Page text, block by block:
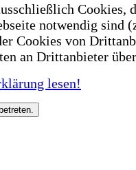
Cookies,
notwendig sind
Cookies von
an Drittanbieter
lesen!